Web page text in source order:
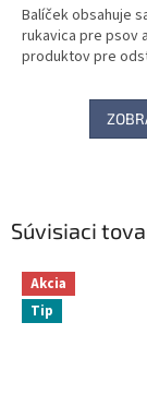
Súvisiaci
Akcia
Tip
Balíček obsahuje
rukavica pre psov
produktov pre